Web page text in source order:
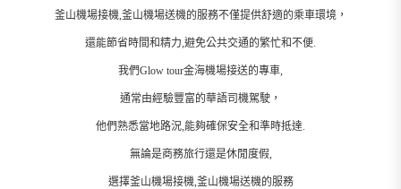
釜山機場接機,釜山機場送機的服務不僅提供舒適的乘車環境，
還能節省時間和精力,避免公共交通的繁忙和不便.
我們Glow tour金海機場接送的專車,
通常由經驗豐富的華語司機駕駛，
他們熟悉當地路況,能夠確保安全和準時抵達.
無論是商務旅行還是休閒度假,
選擇釜山機場接機,釜山機場送機的服務